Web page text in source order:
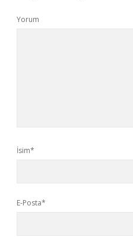
Yorum
İsim*
E-Posta*